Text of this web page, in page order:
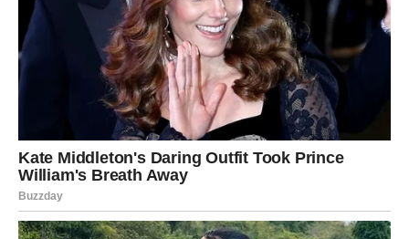
srećnijeg života
Zvijezde vam poručuju da ne sumnjate u sebe i da ne
dozvolite prošlosti da vas zaustavi. Pred vama su dani
puni važnih odluka, velikih prilika i trenutaka koji bi mogli
potpuno promijeniti vaš život.
Naredni period za vas neće biti običan. Ovo je vrijeme
tokom kojeg biste mogli ostvariti ono o čemu ste dugo
maštali i konačno osjetiti koliko život može biti lijep kada